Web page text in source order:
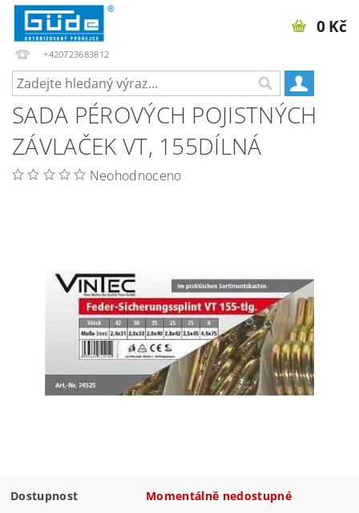
+420723683812
0 Kč
SADA PÉROVÝCH POJISTNÝCH
ZÁVLAČEK VT, 155DÍLNÁ
Neohodnoceno
Dostupnost Momentálně nedostupné